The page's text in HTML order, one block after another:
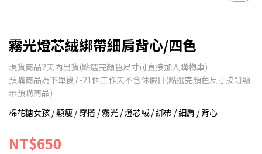
霧光燈芯絨綁帶細肩背心/四色
現貨商品2天內出貨(點選完顏色尺寸可直接加入購物車)
預購商品為下單後7-21個工作天不含休假日(點選完顏色尺寸按鈕顯
示預購商品)
棉花糖女孩 / 顯瘦 / 穿搭 / 霧光 / 燈芯絨 / 綁帶 / 細肩 / 背心
NT$650